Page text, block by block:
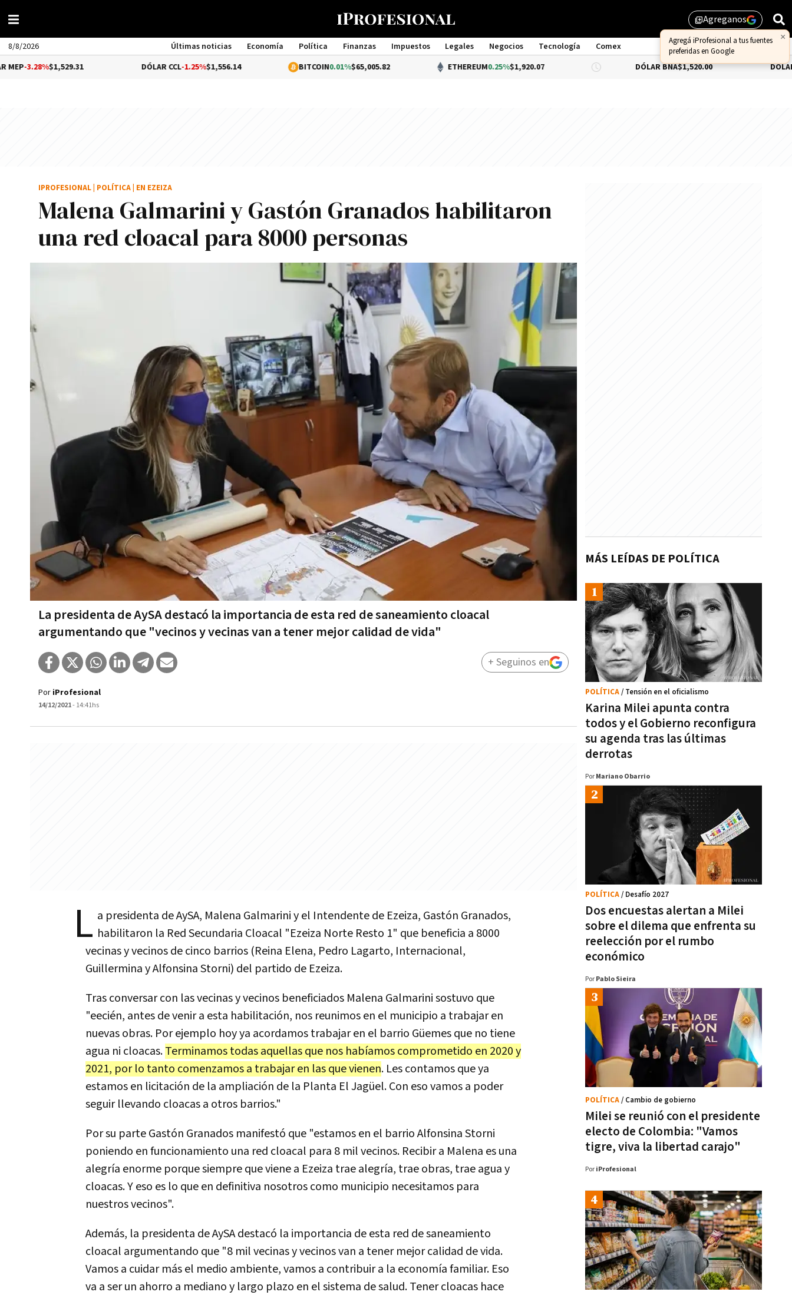
library_addAgreganos
×
Agregá iProfesional a tus fuentes
preferidas en Google
8/8/2026 Últimas noticias Economía Política Finanzas Impuestos Legales Negocios Tecnología
Comex
Management
$1,529.31 -1.25%$1,556.14 BITCOIN0.01%$65,005.82 ETHEREUM 0.25%$1,920.07 DÓLAR BNA$1,520.00 DÓLAR BLUE-
Malena Galmarini y Gastón Granados habilitaron
una red cloacal para 8000 personas
La presidenta de AySA destacó la importancia de esta red de saneamiento cloacal
argumentando que "vecinos y vecinas van a tener mejor calidad de vida"
IPROFESIONAL POLÍTICA EN EZEIZA
Por iProfesional
14/12/2021- 14:41hs
+ Seguinos en
L a presidenta de AySA, Malena Galmarini y el Intendente de Ezeiza, Gastón Granados,
habilitaron la Red Secundaria Cloacal "Ezeiza Norte Resto 1" que beneficia a 8000
vecinas y vecinos de cinco barrios (Reina Elena, Pedro Lagarto, Internacional,
Guillermina y Alfonsina Storni) del partido de Ezeiza.
Tras conversar con las vecinas y vecinos beneficiados Malena Galmarini sostuvo que
"eecién, antes de venir a esta habilitación, nos reunimos en el municipio a trabajar en
nuevas obras. Por ejemplo hoy ya acordamos trabajar en el barrio Güemes que no tiene
agua ni cloacas.Terminamos todas aquellas que nos habíamos comprometido en 2020 y
2021, por lo tanto comenzamos a trabajar en las que vienen. Les contamos que ya
estamos en licitación de la ampliación de la Planta El Jagüel. Con eso vamos a poder
seguir llevando cloacas a otros barrios."
Por su parte Gastón Granados manifestó que "estamos en el barrio Alfonsina Storni
poniendo en funcionamiento una red cloacal para 8 mil vecinos. Recibir a Malena es una
alegría enorme porque siempre que viene a Ezeiza trae alegría, trae obras, trae agua y
cloacas. Y eso es lo que en definitiva nosotros como municipio necesitamos para
nuestros vecinos".
Además, la presidenta de AySA destacó la importancia de esta red de saneamiento
cloacal argumentando que "8 mil vecinas y vecinos van a tener mejor calidad de vida.
Vamos a cuidar más el medio ambiente, vamos a contribuir a la economía familiar. Eso
va a ser un ahorro a mediano y largo plazo en el sistema de salud. Tener cloacas hace
MÁS LEÍDAS DE POLÍTICA
Karina Milei apunta contra
todos y el Gobierno reconfigura
su agenda tras las últimas
derrotas
POLÍTICA/ Tensión en el oficialismo
Por Mariano Obarrio
Dos encuestas alertan a Milei
sobre el dilema que enfrenta su
reelección por el rumbo
económico
POLÍTICA/ Desafío 2027
Por Pablo Sieira
Milei se reunió con el presidente
electo de Colombia: "Vamos
tigre, viva la libertad carajo"
POLÍTICA/ Cambio de gobierno
Por iProfesional